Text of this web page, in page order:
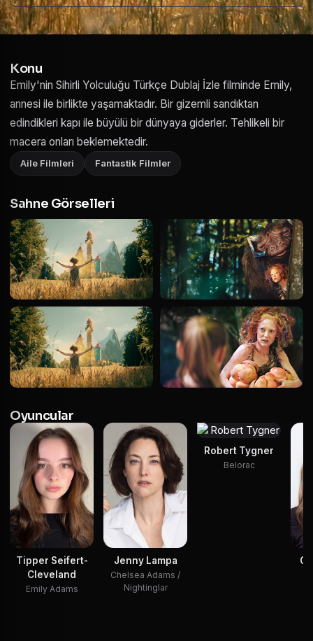
Konu
Emily'nin Sihirli Yolculuğu Türkçe Dublaj İzle filminde Emily,
annesi ile birlikte yaşamaktadır. Bir gizemli sandıktan
edindikleri kapı ile büyülü bir dünyaya giderler. Tehlikeli bir
macera onları beklemektedir.
Aile Filmleri Fantastik Filmler
Sahne Görselleri
Oyuncular
Tipper Seifert-
Cleveland
Emily Adams
Jenny Lampa
Chelsea Adams /
Nightinglar
Robert Tygner
Belorac